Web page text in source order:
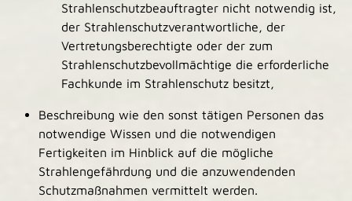
Strahlenschutzbeauftragter nicht notwendig ist,
der Strahlenschutzverantwortliche, der
Vertretungsberechtigte oder der zum
Strahlenschutzbevollmächtige die erforderliche
Fachkunde im Strahlenschutz besitzt,
Beschreibung wie den sonst tätigen Personen das
notwendige Wissen und die notwendigen
Fertigkeiten im Hinblick auf die mögliche
Strahlengefährdung und die anzuwendenden
Schutzmaßnahmen vermittelt werden.